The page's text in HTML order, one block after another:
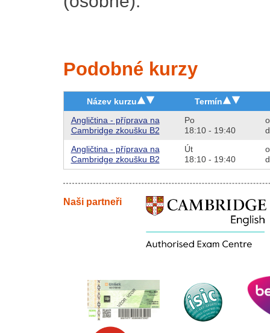
Podobné kurzy
Název kurzu
Termín
Angličtina - příprava na
Cambridge zkoušku B2
Po
18:10 - 19:40
Angličtina - příprava na
Cambridge zkoušku B2
Út
18:10 - 19:40
Naši partneři